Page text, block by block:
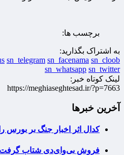
برچسب ها:
به اشتراک بگذارید:
sn_telegram sn_facenama sn_cloob
sn_whatsapp sn_twitter
لینک کوتاه خبر:
https://meghiaseghtesad.ir/?p=7663
آخرین خبرها
کدال اثر اخبار جنگ بر بورس
فروش بی‌وای‌دی شتاب گرفت